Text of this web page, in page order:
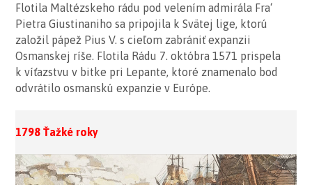
Flotila Maltézskeho rádu pod velením admirála Fra‘
Pietra Giustinaniho sa pripojila k Svätej lige, ktorú
založil pápež Pius V. s cieľom zabrániť expanzii
Osmanskej ríše. Flotila Rádu 7. októbra 1571 prispela
k víťazstvu v bitke pri Lepante, ktoré znamenalo bod
odvrátilo osmanskú expanzie v Európe.
1798 Ťažké roky